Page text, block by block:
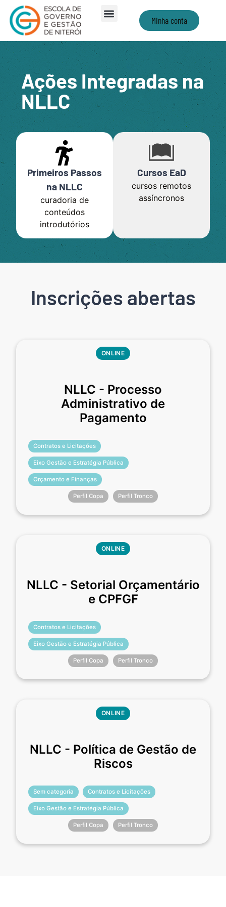
Minha conta
Ações Integradas na
NLLC
Primeiros Passos
na NLLC
curadoria de
conteúdos
introdutórios
Cursos EaD
cursos remotos
assíncronos
Inscrições abertas
ONLINE
NLLC - Processo
Administrativo de
Pagamento
Contratos e Licitações
Eixo Gestão e Estratégia Pública
Orçamento e Finanças
Perfil Copa Perfil Tronco
ONLINE
NLLC - Setorial Orçamentário
e CPFGF
Contratos e Licitações
Eixo Gestão e Estratégia Pública
Perfil Copa Perfil Tronco
ONLINE
NLLC - Política de Gestão de
Riscos
Sem categoria Contratos e Licitações
Eixo Gestão e Estratégia Pública
Perfil Copa Perfil Tronco